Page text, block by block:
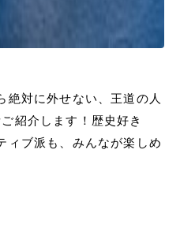
絶対に外せない、王道の人
介します！歴史好き
ィブ派も、みんなが楽しめ